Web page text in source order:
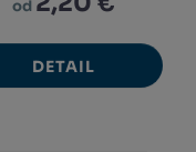
od
DETAIL